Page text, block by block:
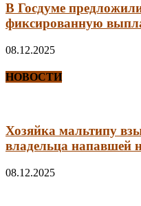
В Госдуме
фиксированную
08.12.2025
НОВОСТИ
Хозяйка мальтипу
владельца напавшей
08.12.2025